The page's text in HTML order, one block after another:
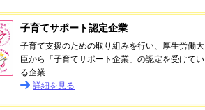
子育てサポート認定企業
子育て支援のための取り組みを行い、厚生労働大
臣から「子育てサポート企業」の認定を受けてい
る企業
詳細を見る